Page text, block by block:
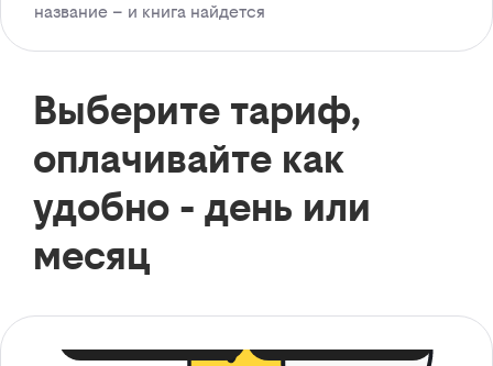
название – и книга найдется
Выберите тариф,
оплачивайте как
удобно - день или
месяц